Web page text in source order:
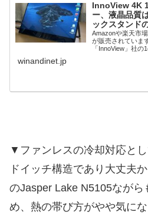
InnoView 4K
ー、液晶品質
ックスタンド
Amazonや楽天市
が販売されていま
「InnoView」社の
winandinet.jp
▼ファンレスの冷却対応と
ドイッチ構造であり大丈夫
のJasper Lake N5105ながら
め、熱の帯び方がやや気にな